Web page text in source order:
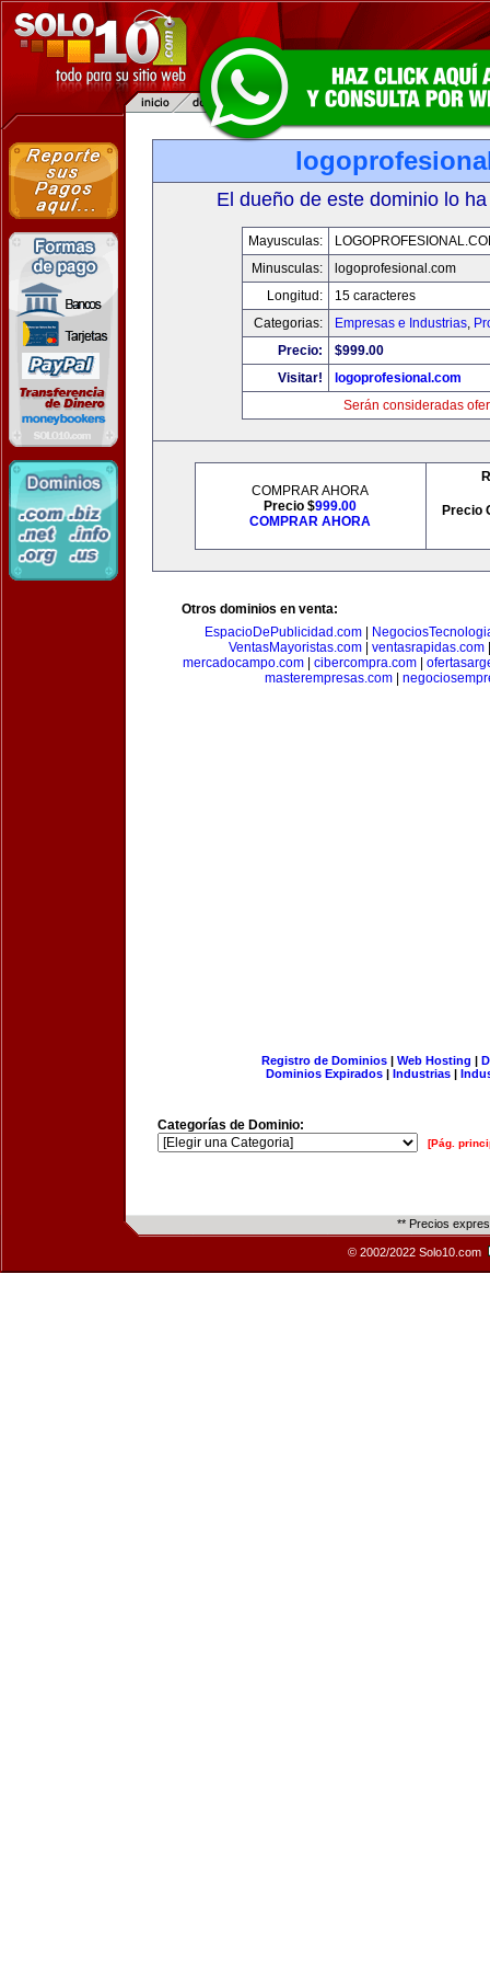
El dueño de este dominio lo
Mayusculas:
Minusculas:
logoprofesional.com
Longitud:
15 caracteres
Categorias:
Empresas e Industrias,
Precio:
$999.00
Visitar!
logoprofesional.com
Serán consideradas
COMPRAR AHORA
Precio $999.00
COMPRAR AHORA
Precio
Otros dominios en venta:
EspacioDePublicidad.com|
VentasMayoristas.com
ventasrapidas.com
mercadocampo.com
cibercompra.com
masterempresas.com|
Registro de Dominios| Web Hosting |
Dominios Expirados | Industrias |
Categorías de Dominio:
[Pág.
** Precios
© 2002/2022 Solo10.com